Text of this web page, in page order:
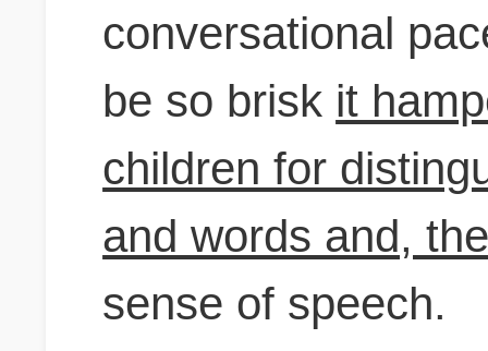
conversational
be so brisk it
children for
and words and,
sense of speech.